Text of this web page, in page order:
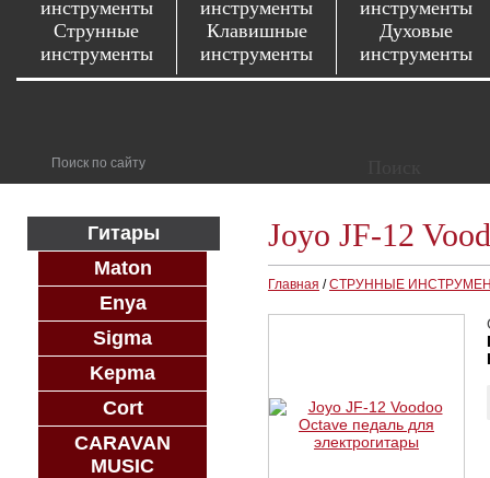
Струнные
инструменты
Клавишные
инструменты
Духовые
инструменты
Joyo JF-12
Главная /СТРУННЫЕ
Гитары
Maton
Enya
Sigma
Kepma
Cort
CARAVAN
MUSIC